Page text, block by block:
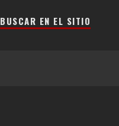
BUSCAR EN EL SITIO